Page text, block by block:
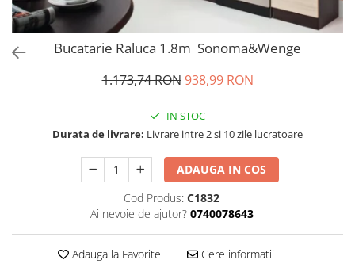
Bucatarie Raluca 1.8m Sonoma&Wenge
1.173,74 RON 938,99 RON
IN STOC
Durata de livrare: Livrare intre 2 si 10 zile lucratoare
ADAUGA IN COS
Cod Produs: C1832
Ai nevoie de ajutor? 0740078643
Adauga la Favorite Cere informatii